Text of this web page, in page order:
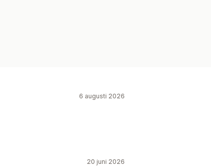
6 augusti 2026
20 juni 2026